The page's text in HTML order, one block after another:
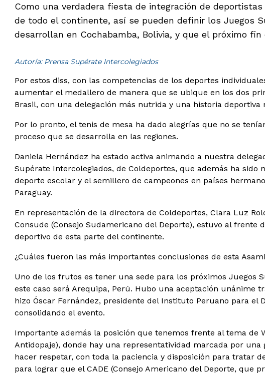
Como una verdadera fiesta de integración de
de todo el continente, así se pueden definir los Juegos
desarrollan en Cochabamba, Bolivia, y que el próximo
Autoría: Prensa Supérate Intercolegiados
Por estos diss, con las competencias de los deportes
aumentar el medallero de manera que se ubique en los dos
Brasil, con una delegación más nutrida y una historia deportiva
Por lo pronto, el tenis de mesa ha dado alegrías que no se
proceso que se desarrolla en las regiones.
Daniela Hernández ha estado activa animando a nuestra
Supérate Intercolegiados, de Coldeportes, que además ha
deporte escolar y el semillero de campeones en países
Paraguay.
En representación de la directora de Coldeportes, Clara Luz
Consude (Consejo Sudamericano del Deporte), estuvo al frente
deportivo de esta parte del continente.
¿Cuáles fueron las más importantes conclusiones de esta
Uno de los frutos es tener una sede para los próximos Juegos
este caso será Arequipa, Perú. Hubo una aceptación unánime
hizo Óscar Fernández, presidente del Instituto Peruano para el
consolidando el evento.
Importante además la posición que tenemos frente al tema de
Antidopaje), donde hay una representatividad marcada por
hacer respetar, con toda la paciencia y disposición para tratar
para lograr que el CADE (Consejo Americano del Deporte, que